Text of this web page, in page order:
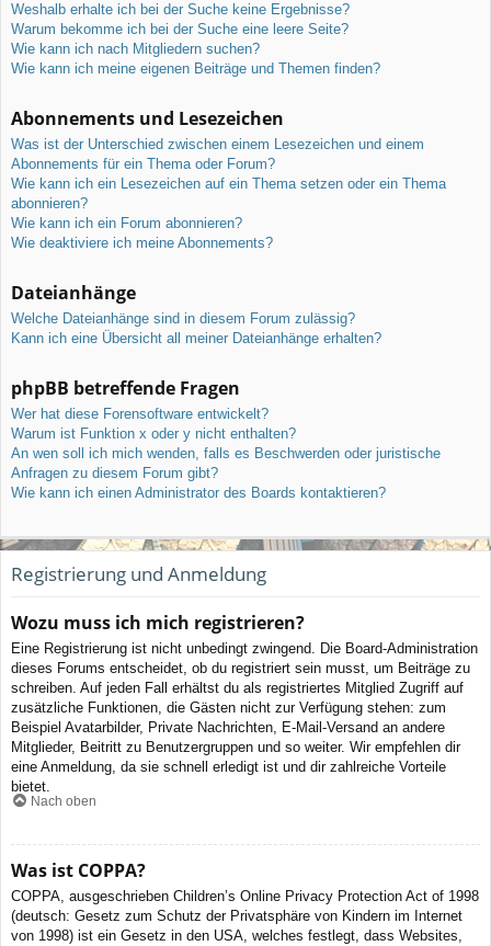
Weshalb erhalte ich bei der Suche keine Ergebnisse?
Warum bekomme ich bei der Suche eine leere Seite?
Wie kann ich nach Mitgliedern suchen?
Wie kann ich meine eigenen Beiträge und Themen finden?
Abonnements und Lesezeichen
Was ist der Unterschied zwischen einem Lesezeichen und einem
Abonnements für ein Thema oder Forum?
Wie kann ich ein Lesezeichen auf ein Thema setzen oder ein Thema
abonnieren?
Wie kann ich ein Forum abonnieren?
Wie deaktiviere ich meine Abonnements?
Dateianhänge
Welche Dateianhänge sind in diesem Forum zulässig?
Kann ich eine Übersicht all meiner Dateianhänge erhalten?
phpBB betreffende Fragen
Wer hat diese Forensoftware entwickelt?
Warum ist Funktion x oder y nicht enthalten?
An wen soll ich mich wenden, falls es Beschwerden oder juristische
Anfragen zu diesem Forum gibt?
Wie kann ich einen Administrator des Boards kontaktieren?
Registrierung und Anmeldung
Wozu muss ich mich registrieren?
Eine Registrierung ist nicht unbedingt zwingend. Die Board-Administration
dieses Forums entscheidet, ob du registriert sein musst, um Beiträge zu
schreiben. Auf jeden Fall erhältst du als registriertes Mitglied Zugriff auf
zusätzliche Funktionen, die Gästen nicht zur Verfügung stehen: zum
Beispiel Avatarbilder, Private Nachrichten, E-Mail-Versand an andere
Mitglieder, Beitritt zu Benutzergruppen und so weiter. Wir empfehlen dir
eine Anmeldung, da sie schnell erledigt ist und dir zahlreiche Vorteile
bietet.
Nach oben
Was ist COPPA?
COPPA, ausgeschrieben Children’s Online Privacy Protection Act of 1998
(deutsch: Gesetz zum Schutz der Privatsphäre von Kindern im Internet
von 1998) ist ein Gesetz in den USA, welches festlegt, dass Websites,